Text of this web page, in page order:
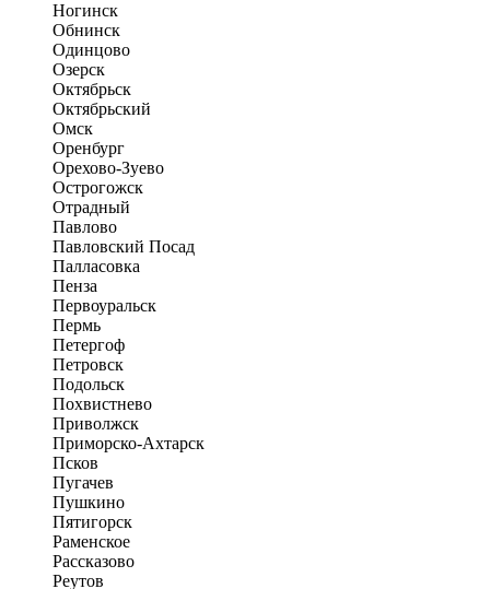
Ногинск
Обнинск
Одинцово
Озерск
Октябрьск
Октябрьский
Омск
Оренбург
Орехово-Зуево
Острогожск
Отрадный
Павлово
Павловский Посад
Палласовка
Пенза
Первоуральск
Пермь
Петергоф
Петровск
Подольск
Похвистнево
Приволжск
Приморско-Ахтарск
Псков
Пугачев
Пушкино
Пятигорск
Раменское
Рассказово
Реутов